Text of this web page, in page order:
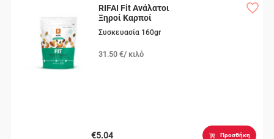
RIFAI Fit Ανάλατοι
Ξηροί Καρποί
Συσκευασία 160gr
31.50 €/ κιλό
€5.04 Προσθήκη